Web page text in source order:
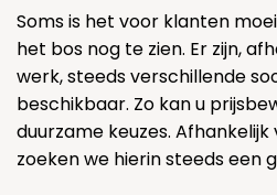
Soms is het voor klanten
het bos nog te zien. Er zijn,
werk, steeds verschillende
beschikbaar. Zo kan u
duurzame keuzes.
zoeken we hierin steeds een